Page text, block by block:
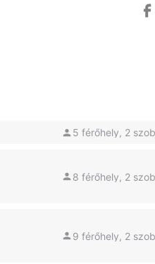
5 férőhely, 2
8 férőhely, 2
9 férőhely, 2